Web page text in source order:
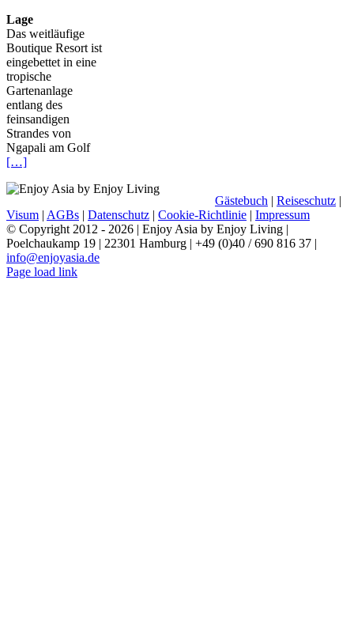
Lage
Das weitläufige
Boutique Resort ist
eingebettet in eine
tropische
Gartenanlage
entlang des
feinsandigen
Strandes von
Ngapali am Golf
[…]
Gästebuch | Reiseschutz |
Visum | AGBs | Datenschutz | Cookie-Richtlinie | Impressum
© Copyright 2012 - 2026 | Enjoy Asia by Enjoy Living |
Poelchaukamp 19 | 22301 Hamburg | +49 (0)40 / 690 816 37 |
info@enjoyasia.de
Page load link